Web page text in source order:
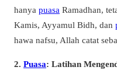
hanya puasa Ramadhan,
Kamis, Ayyamul Bidh, dan
hawa nafsu, Allah catat
2. Puasa: Latihan